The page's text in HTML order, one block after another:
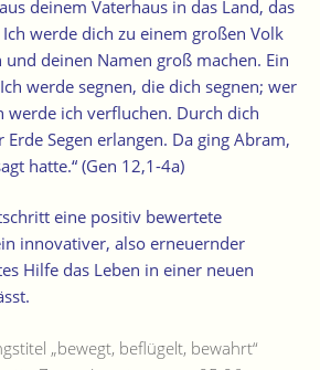
deinem Vaterhaus in das Land, das
werde dich zu einem großen Volk
und deinen Namen groß machen. Ein
werde segnen, die dich segnen; wer
werde ich verfluchen. Durch dich
Segen erlangen. Da ging Abram,
hatte.“ (Gen 12,1-4a)
eine positiv bewertete
innovativer, also erneuernder
Hilfe das Leben in einer neuen
„bewegt, beflügelt, bewahrt“